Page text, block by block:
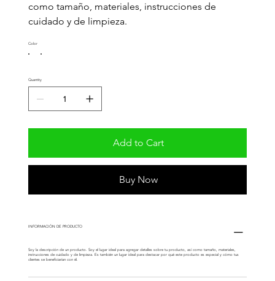
como tamaño, materiales, instrucciones de
cuidado y de limpieza.
Color
Quantity
Add to Cart
Buy Now
INFORMACIÓN DE PRODUCTO
Soy la descripción de un producto. Soy el lugar ideal para agregar detalles sobre tu producto, así como tamaño, materiales,
instrucciones de cuidado y de limpieza. Es también un lugar ideal para destacar por qué este producto es especial y cómo tus
clientes se beneficiarían con él.